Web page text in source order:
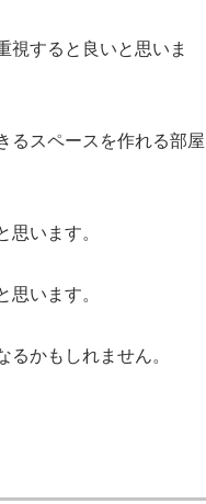
視すると良いと思いま
るスペースを作れる部屋
います。
います。
かもしれません。